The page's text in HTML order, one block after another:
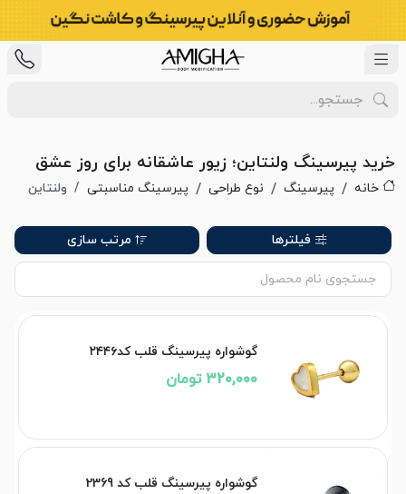
خرید پیرسینگ ولنتاین؛ زیور عاشقانه برای روز عشق
خانه پیرسینگ نوع طراحی پیرسینگ مناسبتی ولنتاین
فیلترها مرتب سازی
گوشواره پیرسینگ قلب کد۲۴۴۶
320,000 تومان
گوشواره پیرسینگ قلب کد 2369